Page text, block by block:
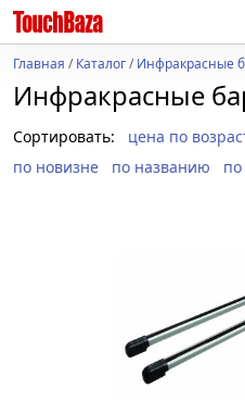
Главная /Каталог/Инфракрасные
Инфракрасные
Сортировать: цена по
по новизне
по названию